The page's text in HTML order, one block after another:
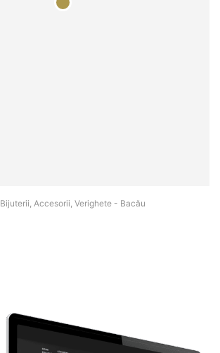
Bijuterii, Accesorii, Verighete - Bacău